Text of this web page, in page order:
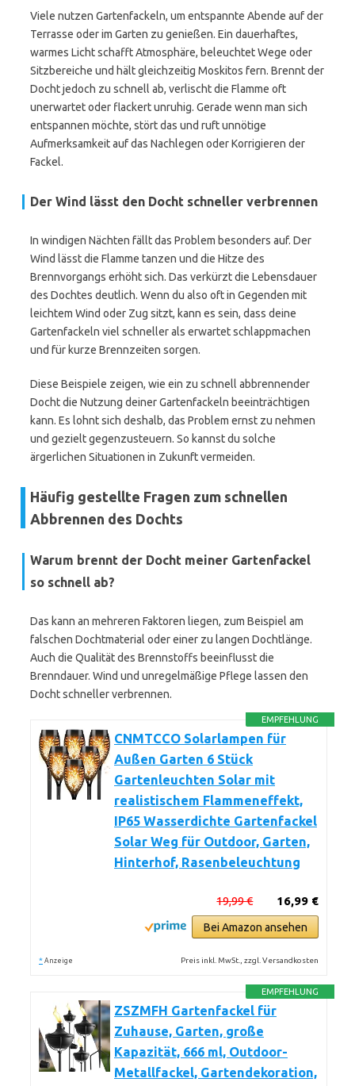
Viele nutzen Gartenfackeln, um entspannte Abende auf der
Terrasse oder im Garten zu genießen. Ein dauerhaftes,
warmes Licht schafft Atmosphäre, beleuchtet Wege oder
Sitzbereiche und hält gleichzeitig Moskitos fern. Brennt der
Docht jedoch zu schnell ab, verlischt die Flamme oft
unerwartet oder flackert unruhig. Gerade wenn man sich
entspannen möchte, stört das und ruft unnötige
Aufmerksamkeit auf das Nachlegen oder Korrigieren der
Fackel.
Der Wind lässt den Docht schneller verbrennen
In windigen Nächten fällt das Problem besonders auf. Der
Wind lässt die Flamme tanzen und die Hitze des
Brennvorgangs erhöht sich. Das verkürzt die Lebensdauer
des Dochtes deutlich. Wenn du also oft in Gegenden mit
leichtem Wind oder Zug sitzt, kann es sein, dass deine
Gartenfackeln viel schneller als erwartet schlappmachen
und für kurze Brennzeiten sorgen.
Diese Beispiele zeigen, wie ein zu schnell abbrennender
Docht die Nutzung deiner Gartenfackeln beeinträchtigen
kann. Es lohnt sich deshalb, das Problem ernst zu nehmen
und gezielt gegenzusteuern. So kannst du solche
ärgerlichen Situationen in Zukunft vermeiden.
Häufig gestellte Fragen zum schnellen
Abbrennen des Dochts
Warum brennt der Docht meiner Gartenfackel
so schnell ab?
Das kann an mehreren Faktoren liegen, zum Beispiel am
falschen Dochtmaterial oder einer zu langen Dochtlänge.
Auch die Qualität des Brennstoffs beeinflusst die
Brenndauer. Wind und unregelmäßige Pflege lassen den
Docht schneller verbrennen.
EMPFEHLUNG
CNMTCCO Solarlampen für
Außen Garten 6 Stück
Gartenleuchten Solar mit
realistischem Flammeneffekt,
IP65 Wasserdichte Gartenfackel
Solar Weg für Outdoor, Garten,
Hinterhof, Rasenbeleuchtung
16,99 €
19,99 €
Bei Amazon ansehen
* Anzeige Preis inkl. MwSt., zzgl. Versandkosten
EMPFEHLUNG
ZSZMFH Gartenfackel für
Zuhause, Garten, große
Kapazität, 666 ml, Outdoor-
Metallfackel, Gartendekoration,